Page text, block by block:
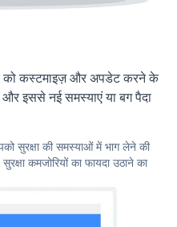
कस्टमाइज़ और अपडेट करने के
इससे नई समस्याएं या बग पैदा
सुरक्षा की समस्याओं में भाग लेने की
कमजोरियों का फायदा उठाने का